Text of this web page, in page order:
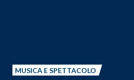
MUSICA E SPETTACOLO